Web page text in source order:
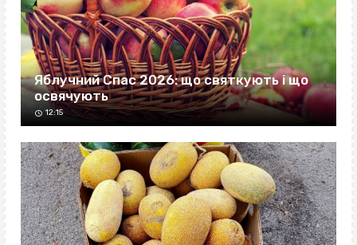
Яблучний Спас 2026: що святкують і що
освячують
12:15